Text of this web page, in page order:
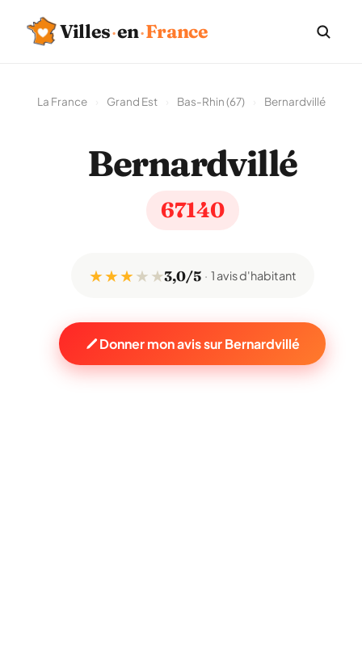
Villes·en·France
La France Grand Est Bas-Rhin (67) Bernardvillé
Bernardvillé
67140
★ ★ ★★ ★3,0/5 1 avis d'habitant
Donner mon avis sur Bernardvillé